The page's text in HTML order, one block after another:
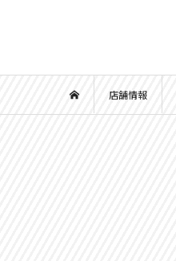
店舗情報